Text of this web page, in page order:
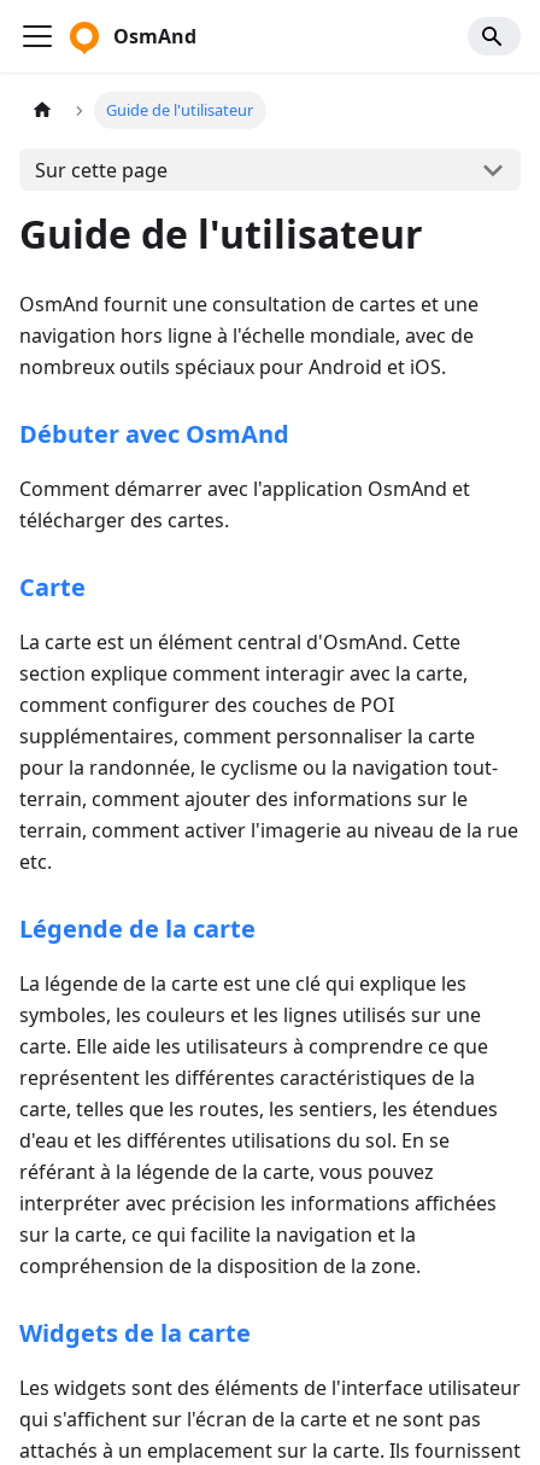
OsmAnd
Guide de l'utilisateur
Sur cette page
Guide de l'utilisateur
OsmAnd fournit une consultation de cartes et une
navigation hors ligne à l'échelle mondiale, avec de
nombreux outils spéciaux pour Android et iOS.
Débuter avec OsmAnd
Comment démarrer avec l'application OsmAnd et
télécharger des cartes.
Carte
La carte est un élément central d'OsmAnd. Cette
section explique comment interagir avec la carte,
comment configurer des couches de POI
supplémentaires, comment personnaliser la carte
pour la randonnée, le cyclisme ou la navigation tout-
terrain, comment ajouter des informations sur le
terrain, comment activer l'imagerie au niveau de la rue
etc.
Légende de la carte
La légende de la carte est une clé qui explique les
symboles, les couleurs et les lignes utilisés sur une
carte. Elle aide les utilisateurs à comprendre ce que
représentent les différentes caractéristiques de la
carte, telles que les routes, les sentiers, les étendues
d'eau et les différentes utilisations du sol. En se
référant à la légende de la carte, vous pouvez
interpréter avec précision les informations affichées
sur la carte, ce qui facilite la navigation et la
compréhension de la disposition de la zone.
Widgets de la carte
Les widgets sont des éléments de l'interface utilisateur
qui s'affichent sur l'écran de la carte et ne sont pas
attachés à un emplacement sur la carte. Ils fournissent